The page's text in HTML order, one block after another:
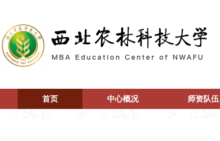
首页 中心概况 师资队伍